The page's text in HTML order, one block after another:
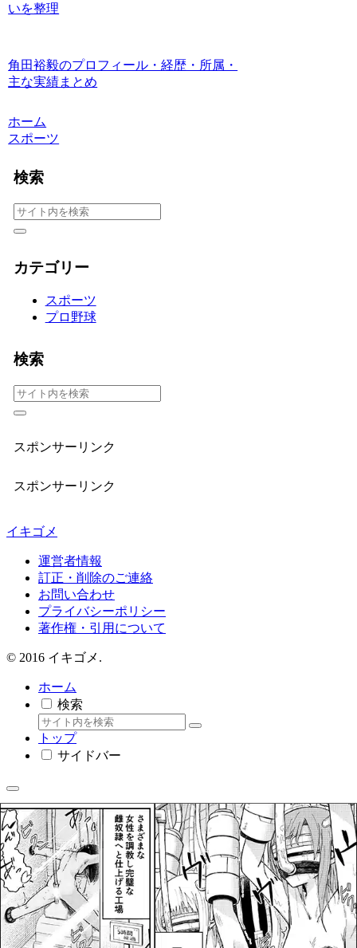
いを整理
角田裕毅のプロフィール・経歴・所属・
主な実績まとめ
ホーム
スポーツ
検索
カテゴリー
スポーツ
プロ野球
検索
スポンサーリンク
スポンサーリンク
イキゴメ
運営者情報
訂正・削除のご連絡
お問い合わせ
プライバシーポリシー
著作権・引用について
© 2016 イキゴメ.
ホーム
検索
トップ
サイドバー